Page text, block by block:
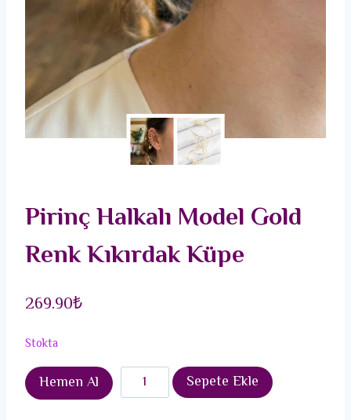
Pirinç Halkalı Model Gold
Renk Kıkırdak Küpe
269.90₺
Stokta
Hemen Al
Pirinç
Halkalı
Sepete Ekle